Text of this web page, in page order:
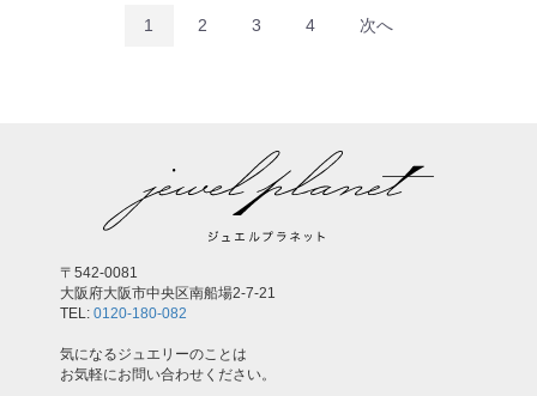
1 2 3 4 次へ
〒542-0081
大阪府大阪市中央区南船場2-7-21
TEL: 0120-180-082
気になるジュエリーのことは
お気軽にお問い合わせください。